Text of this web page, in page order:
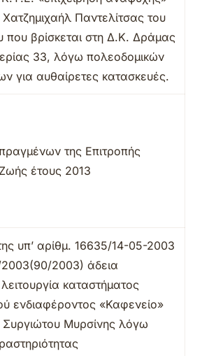
Χατζημιχαήλ Παντελίτσας του
που βρίσκεται στη Δ.Κ. Δράμας
33, λόγω πολεοδομικών
για αυθαίρετες κατασκευές.
της Επιτροπής
έτους 2013
υπ’ αρίθμ. 16635/14-05-2003
2003) άδεια
λειτουργία καταστήματος
ενδιαφέροντος «Καφενείο»
Συργιώτου Μυρσίνης λόγω